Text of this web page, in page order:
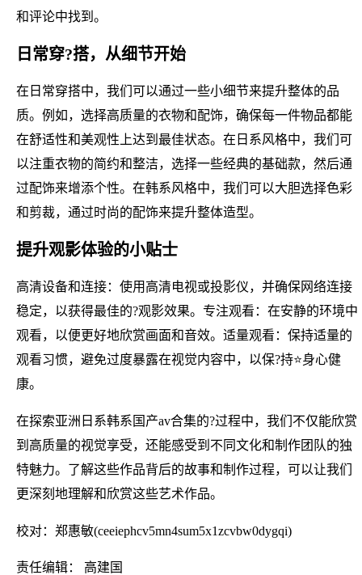
和评论中找到。
日常穿?搭，从细节开始
在日常穿搭中，我们可以通过一些小细节来提升整体的品
质。例如，选择高质量的衣物和配饰，确保每一件物品都能
在舒适性和美观性上达到最佳状态。在日系风格中，我们可
以注重衣物的简约和整洁，选择一些经典的基础款，然后通
过配饰来增添个性。在韩系风格中，我们可以大胆选择色彩
和剪裁，通过时尚的配饰来提升整体造型。
提升观影体验的小贴士
高清设备和连接：使用高清电视或投影仪，并确保网络连接
稳定，以获得最佳的?观影效果。专注观看：在安静的环境中
观看，以便更好地欣赏画面和音效。适量观看：保持适量的
观看习惯，避免过度暴露在视觉内容中，以保?持⭐身心健
康。
在探索亚洲日系韩系国产av合集的?过程中，我们不仅能欣赏
到高质量的视觉享受，还能感受到不同文化和制作团队的独
特魅力。了解这些作品背后的故事和制作过程，可以让我们
更深刻地理解和欣赏这些艺术作品。
校对：郑惠敏(ceeiephcv5mn4sum5x1zcvbw0dygqi)
责任编辑： 高建国